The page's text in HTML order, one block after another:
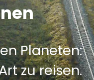
Planeten:
zu reisen.